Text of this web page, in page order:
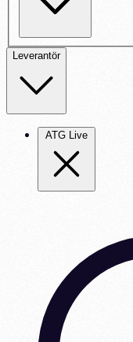
Leverantör
ATG Live